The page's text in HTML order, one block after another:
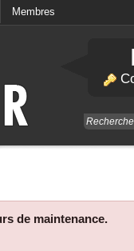
Membres
de maintenance.